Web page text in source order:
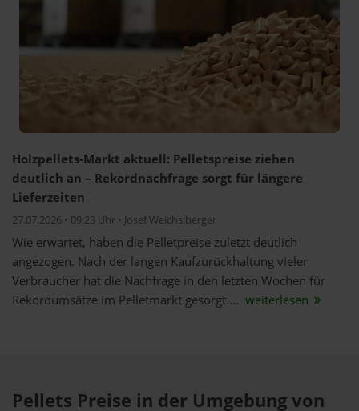
Holzpellets-Markt aktuell: Pelletspreise ziehen
deutlich an – Rekordnachfrage sorgt für längere
Lieferzeiten
27.07.2026 • 09:23 Uhr • Josef Weichslberger
Wie erwartet, haben die Pelletpreise zuletzt deutlich
angezogen. Nach der langen Kaufzurückhaltung vieler
Verbraucher hat die Nachfrage in den letzten Wochen für
Rekordumsätze im Pelletmarkt gesorgt.... weiterlesen
Pellets Preise in der Umgebung von